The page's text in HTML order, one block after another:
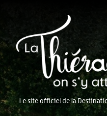
Le site officiel de la